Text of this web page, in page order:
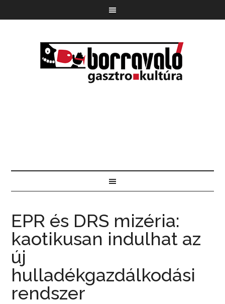
EPR és DRS mizéria:
kaotikusan indulhat az
új
hulladékgazdálkodási
rendszer